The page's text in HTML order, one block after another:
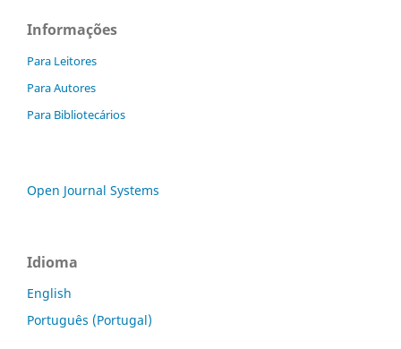
Informações
Para Leitores
Para Autores
Para Bibliotecários
Open Journal Systems
Idioma
English
Português (Portugal)